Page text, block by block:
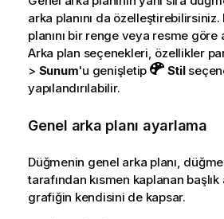
arka planını da
planını bir renge veya resme
Arka plan seçenekleri, özellikler
> Sunum'u genişletip Stil
yapılandırılabilir.
Genel arka planı ayarlama
Düğmenin genel arka planı,
tarafından kısmen kaplanan başlık
grafiğin kendisini de kapsar.